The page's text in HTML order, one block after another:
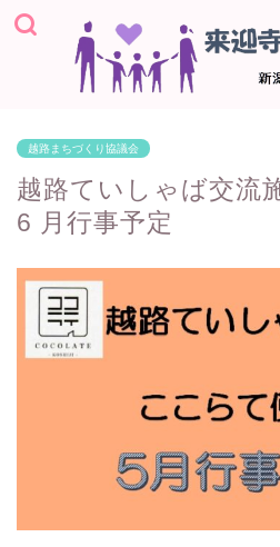
越路まちづくり協議会
越路ていしゃば交流
6 月行事予定